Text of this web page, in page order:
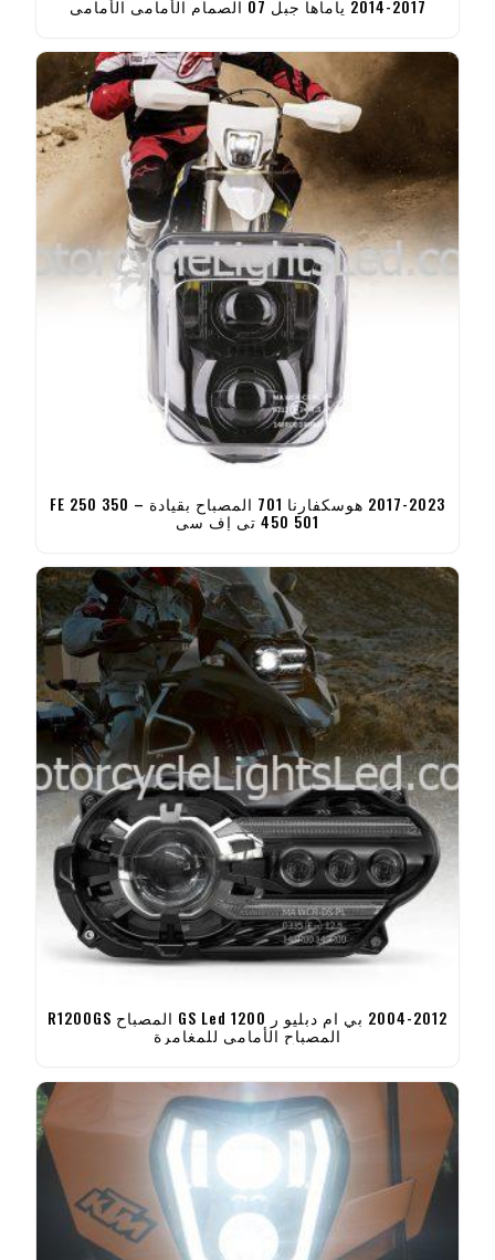
2014-2017 ياماها جبل 07 الصمام الأمامي الأمامي
2017-2023 هوسكفارنا 701 المصباح بقيادة – FE 250 350
450 501 تي إف سي
2004-2012 بي ام دبليو ر 1200 GS Led المصباح R1200GS
المصباح الأمامي للمغامرة